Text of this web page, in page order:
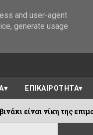
ΕΠΙΚΑΙΡΟΤΗΤΑ
της επιμονής των
and user-agent
generate usage